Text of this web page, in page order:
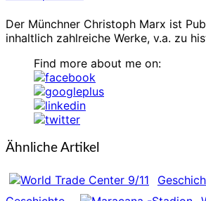
Der Münchner Christoph Marx ist
inhaltlich zahlreiche Werke, v.a. zu
Find more about me on:
Ähnliche Artikel